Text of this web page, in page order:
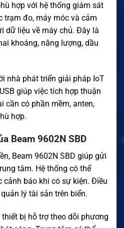
hợp với hệ thống giám sát
trạm đo, máy móc và cảm
dữ liệu về máy chủ. Đây là
khoáng, năng lượng, dầu
nhà phát triển giải pháp IoT
giúp việc tích hợp thuận
cần có phần mềm, anten,
hợp.
Beam 9602N SBD
Beam 9602N SBD giúp gửi
tâm. Hệ thống có thể
cảnh báo khi có sự kiện. Điều
lý tài sản trên biển.
bị hỗ trợ theo dõi phương